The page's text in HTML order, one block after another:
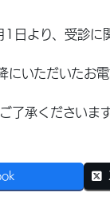
日より、受診に
にいただいたお
了承くださいま